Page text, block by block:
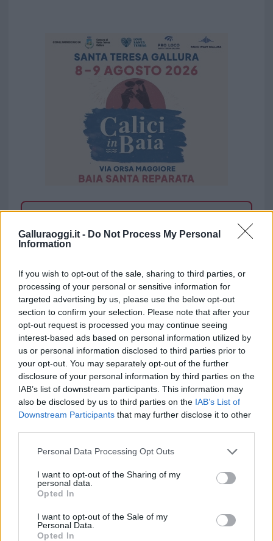
Galluraoggi.it - Do Not Process My Personal
Information
If you wish to opt-out of the sale, sharing to third parties, or
processing of your personal or sensitive information for
targeted advertising by us, please use the below opt-out
section to confirm your selection. Please note that after your
opt-out request is processed you may continue seeing
interest-based ads based on personal information utilized by
us or personal information disclosed to third parties prior to
your opt-out. You may separately opt-out of the further
disclosure of your personal information by third parties on the
IAB’s list of downstream participants. This information may
also be disclosed by us to third parties on the IAB’s List of
Downstream Participants that may further disclose it to other
Please note that this website/app uses one or more Google
not limited to your visit or usage behaviour. You may click to
grant or deny consent to Google and its third-party tags to
use your data for below specified purposes in below Google
consent section.
Personal Data Processing Opt Outs
I want to opt-out of the Sharing of my
personal data.
Opted In
I want to opt-out of the Sale of my
Personal Data.
Opted In
Puoi abbonarti a
Sei già abbonato?
Puoi effettuare l'accesso andando nella
sezioneLogindal menù del sito o
cliccandoqui
TEMI: Congresso Fdi Gallura
Fdi Gallura
Fratelli D'italia Olbia
Gigi Carbini
Inviaci le tue segnalazioni,
i tuoi video e le tue foto
345 356 7512